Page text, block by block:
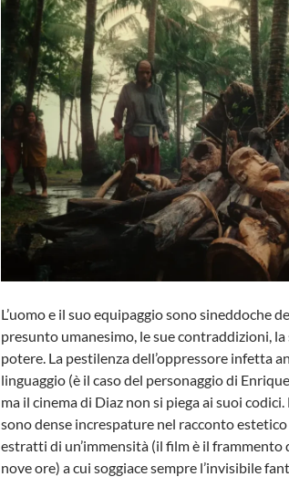
L’uomo e il suo equipaggio sono sineddoche
presunto umanesimo, le sue contraddizioni, la
potere. La pestilenza dell’oppressore infetta
linguaggio (è il caso del personaggio di
ma il cinema di Diaz non si piega ai suoi
sono dense increspature nel racconto
estratti di un’immensità (il film è il frammento
nove ore) a cui soggiace sempre l’invisibile